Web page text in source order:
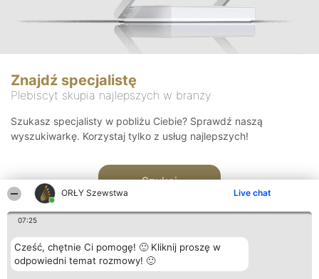
ORŁY Szewstwa Live chat
07:25
Cześć, chętnie Ci pomogę! 🙂 Kliknij proszę w
odpowiedni temat rozmowy! 🙂
Znajdź specjalistę
Plebiscyt skupia najlepszych w branży
Szukasz specjalisty w pobliżu Ciebie? Sprawdź naszą
wyszukiwarkę. Korzystaj tylko z usług najlepszych!
Szukaj